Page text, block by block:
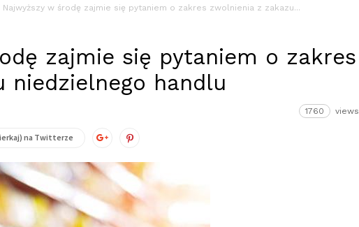
Najwyższy w środę zajmie się pytaniem o zakres zwolnienia z zakazu...
zajmie się pytaniem o zakres
niedzielnego handlu
1760 views
na Twitterze